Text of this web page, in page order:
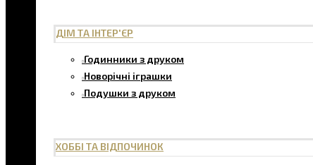
ДІМ ТА ІНТЕР'ЄР
Годинники з друком
Новорічні іграшки
Подушки з друком
ХОББІ ТА ВІДПОЧИНОК